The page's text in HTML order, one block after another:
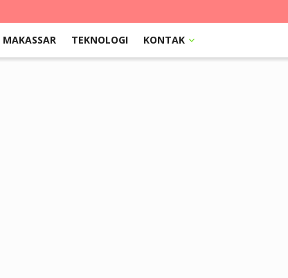
MAKASSAR TEKNOLOGI KONTAK